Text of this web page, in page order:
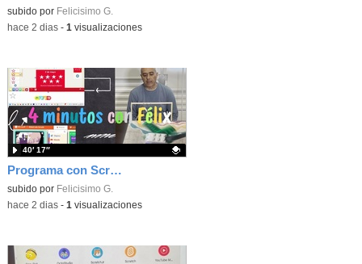
Contenido educativo.
subido por Felicisimo G.
-hace 2 dias- 1 visualizaciones
Programa con Scratch juegos con los partidos del mundial 2026 ganados por España
Contenido educativo.
subido por Felicisimo G.
40′ 17″
-hace 2 dias- 1 visualizaciones